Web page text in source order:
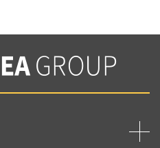
политикой